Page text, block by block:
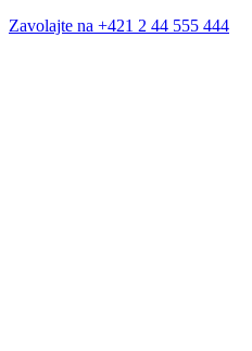
Zavolajte na +421 2 44 555 444